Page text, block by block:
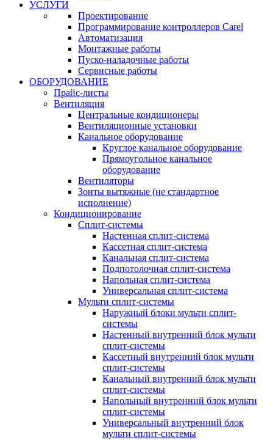
УСЛУГИ
Проектирование
Программирование контроллеров Carel
Автоматизация
Монтажные работы
Пуско-наладочные работы
Сервисные работы
ОБОРУДОВАНИЕ
Прайс-листы
Вентиляция
Центральные кондиционеры
Вентиляционные установки
Канальное оборудование
Круглое канальное оборудование
Прямоугольное канальное
оборудование
Вентиляторы
Зонты вытяжные (не стандартное
исполнение)
Кондиционирование
Сплит-системы
Настенная сплит-система
Кассетная сплит-система
Канальная сплит-система
Подпотолочная сплит-система
Напольная сплит-система
Универсальная сплит-система
Мульти сплит-системы
Наружный блоки мульти сплит-
системы
Настенный внутренний блок мульти
сплит-системы
Кассетный внутренний блок мульти
сплит-системы
Канальный внутренний блок мульти
сплит-системы
Напольный внутренний блок мульти
сплит-системы
Универсальный внутренний блок
мульти сплит-системы